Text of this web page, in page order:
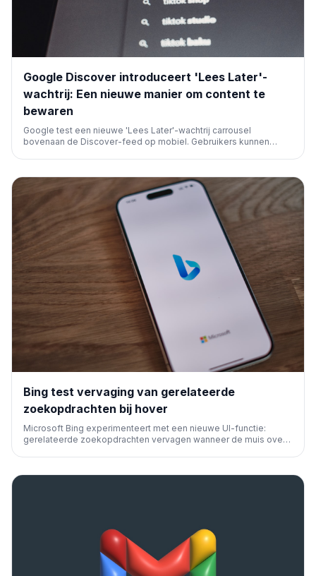
Google Discover introduceert 'Lees Later'-
wachtrij: Een nieuwe manier om content te
bewaren
Google test een nieuwe 'Lees Later'-wachtrij carrousel
bovenaan de Discover-feed op mobiel. Gebruikers kunnen
binnen Google Discover.
Bing test vervaging van gerelateerde
zoekopdrachten bij hover
Microsoft Bing experimenteert met een nieuwe UI-functie:
gerelateerde zoekopdrachten vervagen wanneer de muis over
voor SEO.